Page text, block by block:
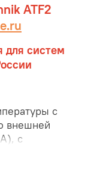
ATF2
для систем
с
внешней
с
с